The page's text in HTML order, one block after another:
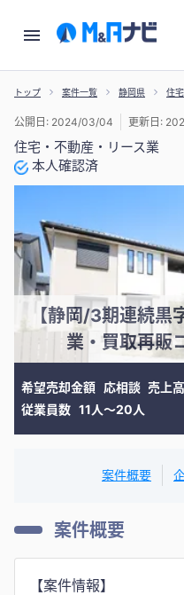
トップ 案件一覧 静岡県 住
住宅・不動産・リース業
本人確認済
公開日: 2024/03/04 更新日:
【静岡/3期連続黒
業・買取再販
希望売却金額 応相談 売上高
従業員数 11人〜20人
案件概要
案件概要
【案件情報】